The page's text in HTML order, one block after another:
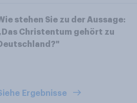
stehen Sie zu der Aussage:
Christentum gehört zu
Ergebnisse